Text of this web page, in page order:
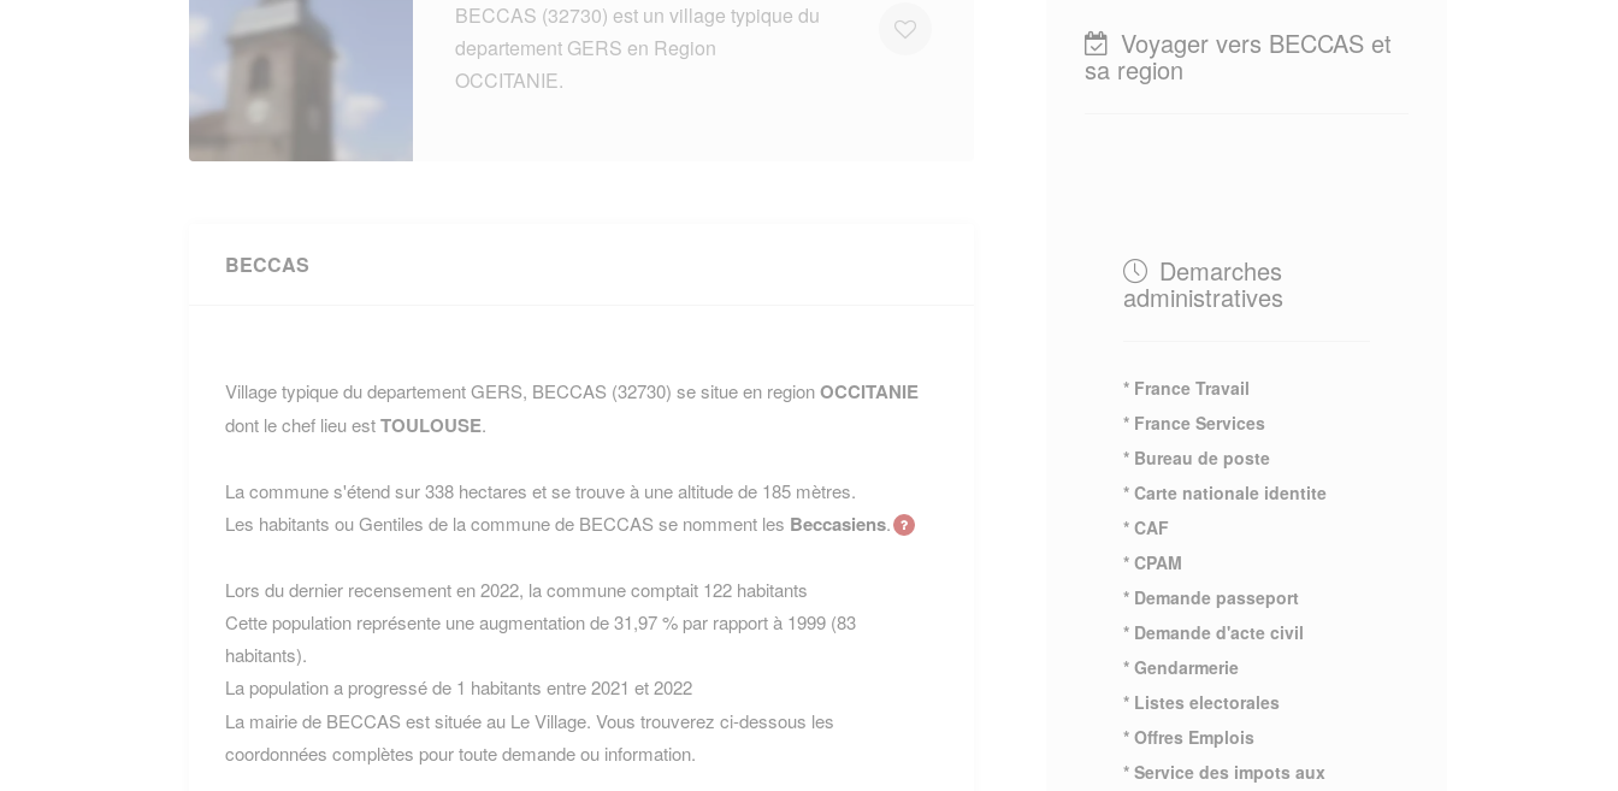
BECCAS (32730) est un village typique du
departement GERS en Region
OCCITANIE.
BECCAS
Village typique du departement GERS, BECCAS (32730) se situe en regionOCCITANIE
dont le chef lieu estTOULOUSE.
La commune s'étend sur 338 hectares et se trouve à une altitude de 185 mètres.
Les habitants ou Gentiles de la commune de BECCAS se nomment les Beccasiens.
Lors du dernier recensement en 2022, la commune comptait 122 habitants
Cette population représente une augmentation de 31,97 % par rapport à 1999 (83
habitants).
La population a progressé de 1 habitants entre 2021 et 2022
La mairie de BECCAS est située au Le Village. Vous trouverez ci-dessous les
coordonnées complètes pour toute demande ou information.
Voyager vers BECCAS et
sa region
Demarches
administratives
* France Travail
* France Services
* Bureau de poste
* Carte nationale identite
* CAF
* CPAM
* Demande passeport
* Demande d'acte civil
* Gendarmerie
* Listes electorales
* Offres Emplois
* Service des impots aux